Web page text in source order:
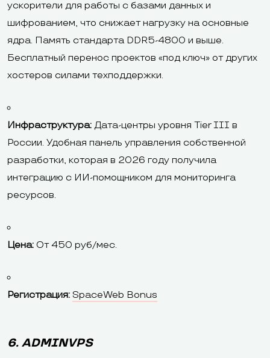
ускорители для работы с базами данных и
шифрованием, что снижает нагрузку на основные
ядра. Память стандарта DDR5-4800 и выше.
Бесплатный перенос проектов «под ключ» от других
хостеров силами техподдержки.
Инфраструктура: Дата-центры уровня Tier III в
России. Удобная панель управления собственной
разработки, которая в 2026 году получила
интеграцию с ИИ-помощником для мониторинга
ресурсов.
Цена: От 450 руб/мес.
Регистрация: SpaceWeb Bonus
6. ADMINVPS